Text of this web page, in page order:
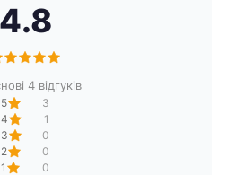
4.8
4 відгуків
5
3
4
1
3
0
2
0
1
0